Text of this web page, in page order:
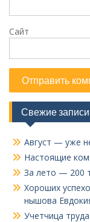
Сайт
Свежие записи
Август — уже
Настоящие
За лето — 200
Хороших
нышова
Учетчица